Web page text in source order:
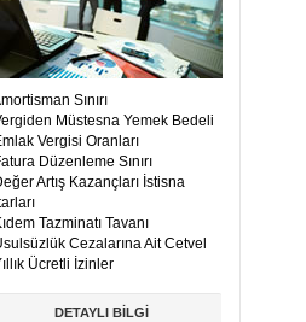
Sınırı
Müstesna Yemek Bedeli
Vergisi Oranları
Düzenleme Sınırı
Artış Kazançları İstisna
Tazminatı Tavanı
Cezalarına Ait Cetvel
Ücretli İzinler
DETAYLI BİLGİ